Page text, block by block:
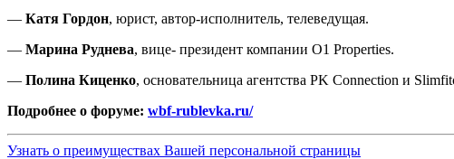
— Катя Гордон, юрист, автор-исполнитель, телеведущая.
— Марина Руднева, вице- президент компании O1 Properties.
— Полина Киценко, основательница агентства PK Connection и
Подробнее о форуме: wbf-rublevka.ru/
Узнать о преимуществах Вашей персональной страницы